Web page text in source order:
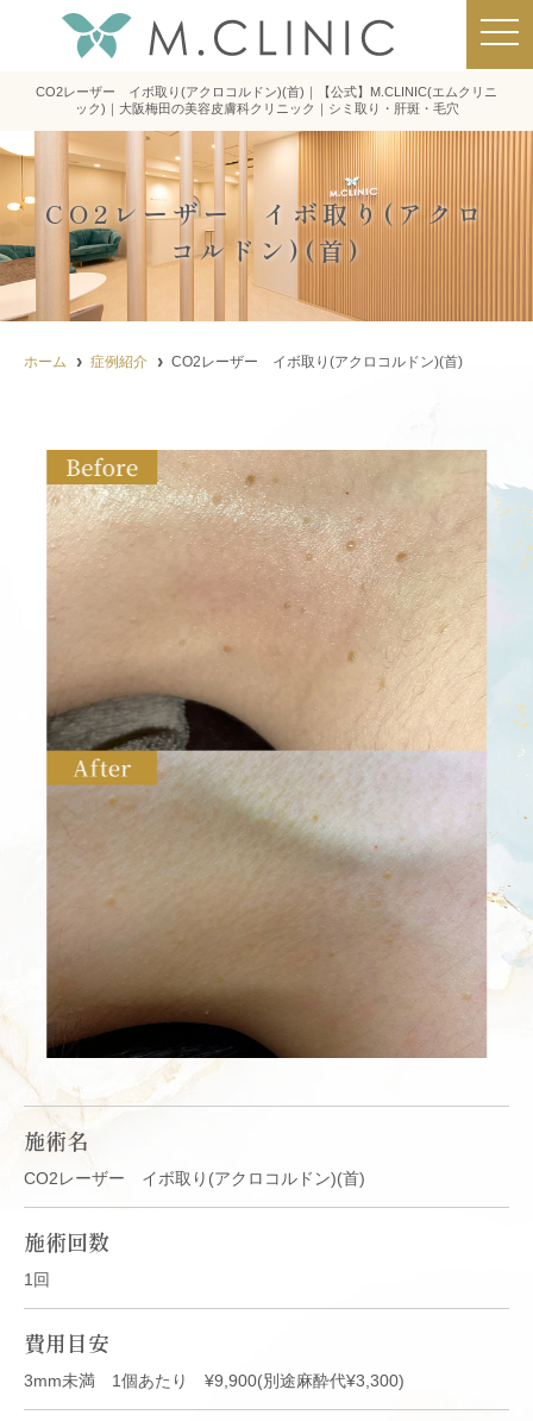
CO2レーザー イボ取り(アクロコルドン)(首)｜【公式】M.CLINIC(エムクリニ
ック)｜大阪梅田の美容皮膚科クリニック｜シミ取り・肝斑・毛穴
CO2レーザー イボ取り(アクロ
コルドン)(首)
t
o
n
ホーム 症例紹介 CO2レーザー イボ取り(アクロコルドン)(首)
施術名
CO2レーザー イボ取り(アクロコルドン)(首)
施術回数
1回
費用目安
3mm未満 1個あたり ¥9,900(別途麻酔代¥3,300)